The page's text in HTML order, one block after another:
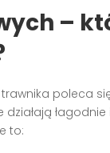
–
poleca
łagodnie
to: